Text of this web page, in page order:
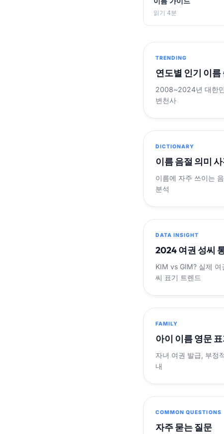
읽기 4분
TRENDING
연도별 인기 이름
2008~2024년 대한
변천사
DICTIONARY
이름 음절 의미
이름에 자주 쓰이는
분석
DATA INSIGHT
2024 여권 성씨
KIM vs GIM? 실제 여
씨 표기 트렌드
FAMILY
아이 이름 영문
자녀 여권 발급, 부정
내
COMMON QUESTIONS
자주 묻는 질문